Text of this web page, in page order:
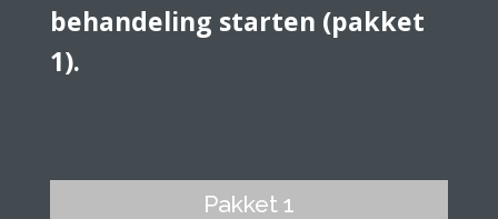
behandeling starten (pakket
1).
Pakket 1